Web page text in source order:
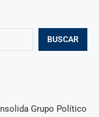
BUSCAR
Grupo Político